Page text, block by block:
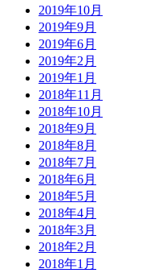
2019年10月
2019年9月
2019年6月
2019年2月
2019年1月
2018年11月
2018年10月
2018年9月
2018年8月
2018年7月
2018年6月
2018年5月
2018年4月
2018年3月
2018年2月
2018年1月